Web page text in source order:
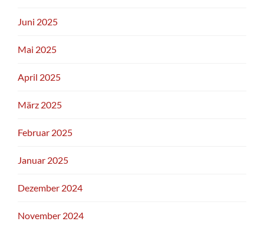
Juni 2025
Mai 2025
April 2025
März 2025
Februar 2025
Januar 2025
Dezember 2024
November 2024